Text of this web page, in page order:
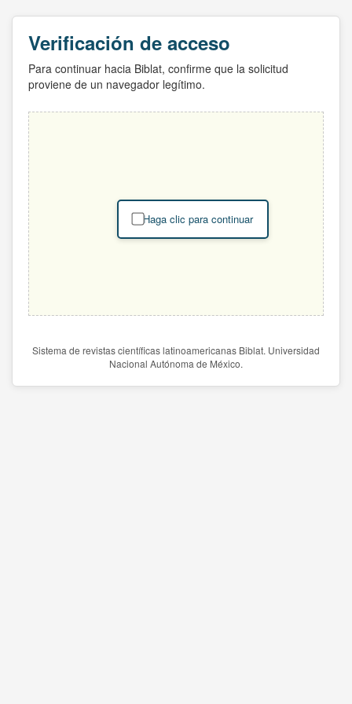
Verificación de acceso
Para continuar hacia Biblat, confirme que la solicitud
proviene de un navegador legítimo.
Haga clic para continuar
Sistema de revistas científicas latinoamericanas Biblat. Universidad
Nacional Autónoma de México.